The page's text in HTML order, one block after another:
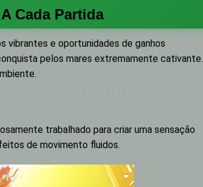
Cada Partida
vibrantes e oportunidades de ganhos
pelos mares extremamente cativante.
trabalhado para criar uma sensação
de movimento fluidos.